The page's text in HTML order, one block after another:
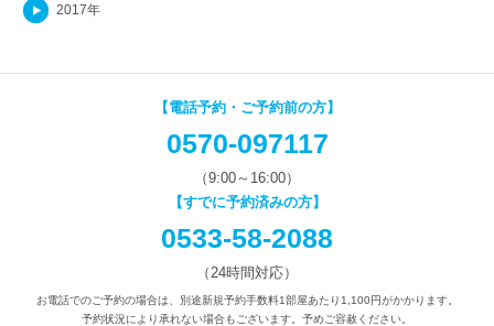
2017年
【電話予約・ご予約前の方】
0570-097117
（9:00～16:00）
【すでに予約済みの方】
0533-58-2088
（24時間対応）
お電話でのご予約の場合は、別途新規予約手数料1部屋あたり1,100円がかかります。
予約状況により承れない場合もございます。予めご容赦ください。